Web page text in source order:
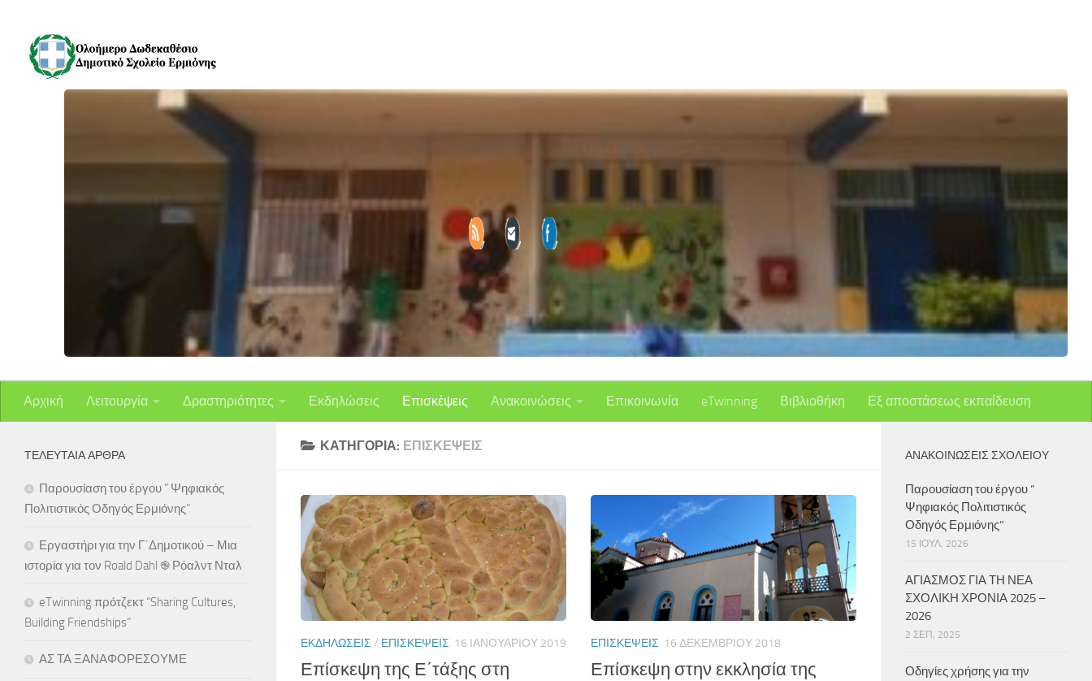
Αρχική Λειτουργία Δραστηριότητες Εκδηλώσεις Επισκέψεις Ανακοινώσεις Επικοινωνία eTwinning Βιβλιοθήκη Εξ αποστάσεως εκπαίδευση
ΚΑΤΗΓΟΡΊΑ: ΕΠΙΣΚΈΨΕΙΣ
ΕΚΔΗΛΏΣΕΙΣ / ΕΠΙΣΚΈΨΕΙΣ 16 ΙΑΝΟΥΑΡΊΟΥ 2019
Επίσκεψη της Ε΄τάξης στη
ΕΠΙΣΚΈΨΕΙΣ 16 ΔΕΚΕΜΒΡΊΟΥ 2018
Επίσκεψη στην εκκλησία της
ΤΕΛΕΥΤΑΊΑ ΆΡΘΡΑ
Παρουσίαση του έργου ” Ψηφιακός
Πολιτιστικός Οδηγός Ερμιόνης”
Εργαστήρι για την Γ΄Δημοτικού – Μια
ιστορία για τον Roald Dahl ֎ Ρόαλντ Νταλ
eTwinning πρότζεκτ “Sharing Cultures,
Building Friendships”
ΑΣ ΤΑ ΞΑΝΑΦΟΡΕΣΟΥΜΕ
ΑΝΑΚΟΙΝΏΣΕΙΣ ΣΧΟΛΕΊΟΥ
Παρουσίαση του έργου ”
Ψηφιακός Πολιτιστικός
Οδηγός Ερμιόνης”
15 ΙΟΎΛ, 2026
ΑΓΙΑΣΜΟΣ ΓΙΑ ΤΗ ΝΕΑ
ΣΧΟΛΙΚΗ ΧΡΟΝΙΑ 2025 –
2026
2 ΣΕΠ, 2025
Οδηγίες χρήσης για την